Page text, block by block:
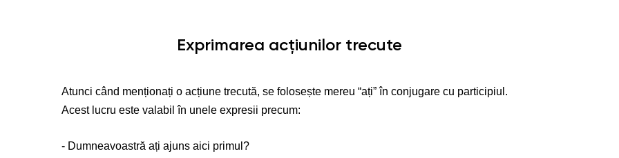
Exprimarea acțiunilor trecute
Atunci când menționați o acțiune trecută, se folosește mereu “ați” în conjugare cu participiul.
Acest lucru este valabil în unele expresii precum:
- Dumneavoastră ați ajuns aici primul?